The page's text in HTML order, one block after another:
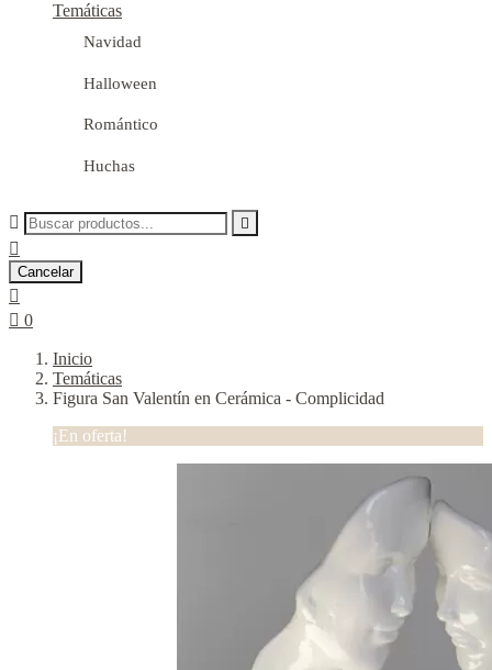
Temáticas
Navidad
Halloween
Romántico
Huchas
 

Cancelar

 0
Inicio
Temáticas
Figura San Valentín en Cerámica - Complicidad
¡En oferta!